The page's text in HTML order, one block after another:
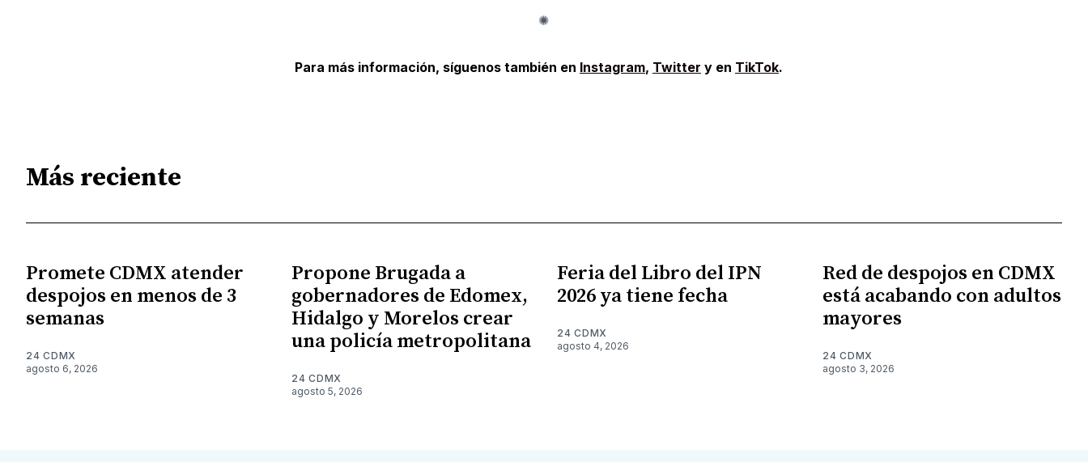
Para más información, síguenos también en Instagram, Twitter y en TikTok.
Más reciente
Promete CDMX atender
despojos en menos de 3
semanas
24 CDMX
agosto 6, 2026
Propone Brugada a
gobernadores de Edomex,
Hidalgo y Morelos crear
una policía metropolitana
24 CDMX
agosto 5, 2026
Feria del Libro del IPN
2026 ya tiene fecha
24 CDMX
agosto 4, 2026
Red de despojos en CDMX
está acabando con adultos
mayores
24 CDMX
agosto 3, 2026